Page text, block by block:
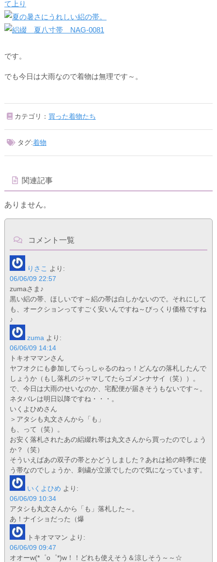
です。
でも今日は大雨なので着物は無理です～。
カテゴリ： 買った着物たち
タグ:着物
関連記事
ありません。
コメント一覧
りさこ
より:
06/06/09 22:57
zumaさま♪
黒い絽の帯、ほしいです～絽の帯は白しかないので。それにして
も、オークションってすごく安いんですね～びっくり価格ですね
♪
zuma より:
06/06/09 14:14
トキオママンさん
ヤフオクにも参加してらっしゃるのねっ！どんなの落札したんで
しょうか（もし落札のジャマしてたらゴメンナサイ（笑））。
で、今日は大雨のせいなのか、宅配便が届きそうもないです～。
ネタバレは明日以降ですね・・・。
いくよひめさん
＞アタシも丸文さんから「も」
も、って（笑）。
お安く落札されたあの絽綴れ帯は丸文さんから買ったのでしょう
か？（笑）
そういえばあの双子の帯とかどうしました？あれは袷の時季に使
う帯なのでしょうか、刺繍が立派でしたので気になっています。
いくよひめ より:
06/06/09 10:34
アタシも丸文さんから「も」落札した～。
あ！ナイショだった（爆
トキオママン より:
06/06/09 09:47
オオーw(*゜o゜*)w！！どれも使えそう＆涼しそう～～☆